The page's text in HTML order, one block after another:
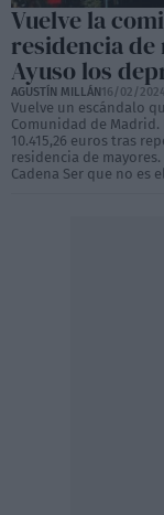
Vuelve la
residencia
Ayuso los
AGUSTÍN MILLÁN16/02/2024
Vuelve un escándalo
Comunidad de Madrid.
10.415,26 euros tras
residencia de
Cadena Ser que no es